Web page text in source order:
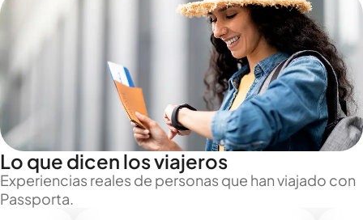
Lo que dicen los viajeros
Experiencias reales de personas que han viajado con
Passporta.